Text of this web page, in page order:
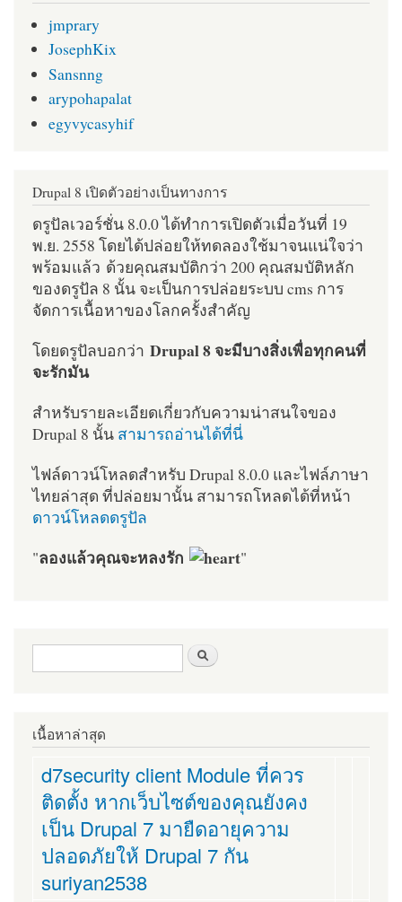
jmprary
JosephKix
Sansnng
arypohapalat
egyvycasyhif
Drupal 8 เปิดตัวอย่างเป็นทางการ
ดรูปัลเวอร์ชั่น 8.0.0 ได้ทำการเปิดตัวเมื่อวันที่ 19
พ.ย. 2558 โดยได้ปล่อยให้ทดลองใช้มาจนแน่ใจว่า
พร้อมแล้ว ด้วยคุณสมบัติกว่า 200 คุณสมบัติหลัก
ของดรูปัล 8 นั้น จะเป็นการปล่อยระบบ cms การ
จัดการเนื้อหาของโลกครั้งสำคัญ
โดยดรูปัลบอกว่า Drupal 8 จะมีบางสิ่งเพื่อทุกคนที่
จะรักมัน
สำหรับรายละเอียดเกี่ยวกับความน่าสนใจของ
Drupal 8 นั้น สามารถอ่านได้ที่นี่
ไฟล์ดาวน์โหลดสำหรับ Drupal 8.0.0 และไฟล์ภาษา
ไทยล่าสุด ที่ปล่อยมานั้น สามารถโหลดได้ที่หน้า
ดาวน์โหลดดรูปัล
"ลองแล้วคุณจะหลงรัก "
ฟอร์มค้นหา
เนื้อหาล่าสุด
d7security client Module ที่ควร
ติดตั้ง หากเว็บไซต์ของคุณยังคง
เป็น Drupal 7 มายืดอายุความ
ปลอดภัยให้ Drupal 7 กัน
suriyan2538